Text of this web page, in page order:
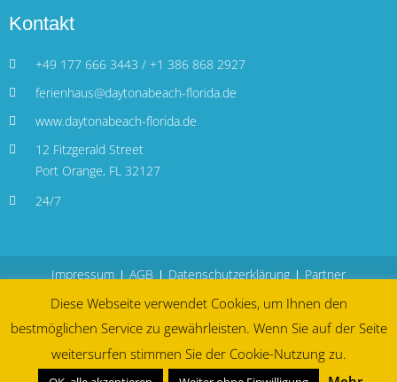
Kontakt
+49 177 666 3443 / +1 386 868 2927
ferienhaus@daytonabeach-florida.de
www.daytonabeach-florida.de
12 Fitzgerald Street
Port Orange, FL 32127
24/7
Impressum AGB Datenschutzerklärung Partner
Diese Webseite verwendet Cookies, um Ihnen den
bestmöglichen Service zu gewährleisten. Wenn Sie auf der Seite
weitersurfen stimmen Sie der Cookie-Nutzung zu.